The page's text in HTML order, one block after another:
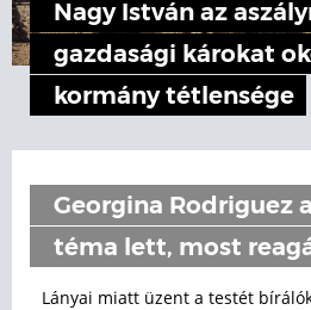
Nagy István az
gazdasági károkat
kormány tétlensége
Georgina Rodriguez
téma lett, most
Lányai miatt üzent a testét